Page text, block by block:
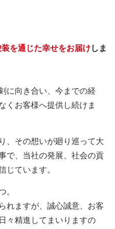
装を通じた幸せをお届けしま
に向き合い、今までの経
くお客様へ提供し続けま
、その想いが廻り巡って大
で、当社の発展、社会の貢
じています。
。
れますが、誠心誠意、お客
々精進してまいりますの